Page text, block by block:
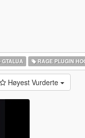
GTALUA RAGE PLUGIN
Høyest Vurderte